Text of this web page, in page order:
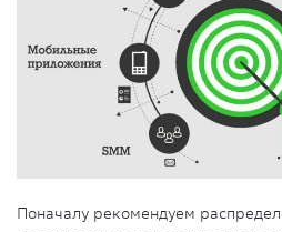
Поначалу рекомендуем